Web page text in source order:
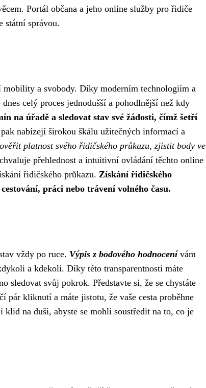
Portál občana a jeho online služby pro řidiče
státní správou.
a svobody. Díky moderním technologiím a
celý proces jednodušší a pohodlnější než kdy
na úřadě a sledovat stav své žádosti, čímž šetří
nabízejí širokou škálu užitečných informací a
platnost svého řidičského průkazu, zjistit body ve
přehlednost a intuitivní ovládání těchto online
řidičského průkazu. Získání řidičského
práci nebo trávení volného času.
vždy po ruce. Výpis z bodového hodnocenívám
a kdekoli. Díky této transparentnosti máte
sledovat svůj pokrok. Představte si, že se chystáte
pár kliknutí a máte jistotu, že vaše cesta proběhne
na duši, abyste se mohli soustředit na to, co je